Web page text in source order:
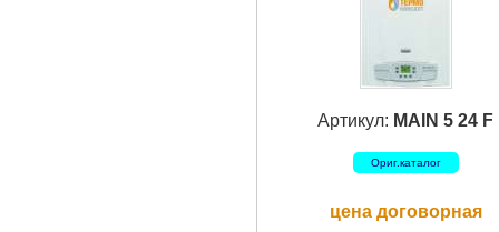
Артикул: MAIN 5 24 F
Ориг.каталог
цена договорная